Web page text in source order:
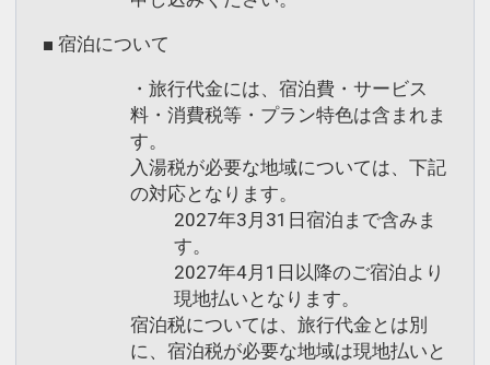
何卒ご理解いただきますようお願いいた
※尚、キッズコーナー「遊び場」（7：
00～23：00）は、チェックイン前チェ
ックアウト後もご利用可能です。
■お子様料金について
・小学生のお子様は、大人と同料金とな
※当プラン幼児（0歳～未就学児）のお
子様は施設使用料がかかります。
■ 宿泊について
・旅行代金には、宿泊費・サービス
料・消費税等・プラン特色は含まれま
す。
入湯税が必要な地域については、下記
の対応となります。
2027年3月31日宿泊まで含みま
す。
2027年4月1日以降のご宿泊より
現地払いとなります。
宿泊税については、旅行代金とは別
に、宿泊税が必要な地域は現地払いと